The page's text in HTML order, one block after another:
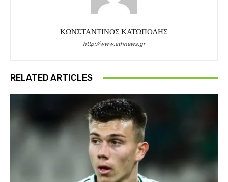
ΚΩΝΣΤΑΝΤΙΝΟΣ ΚΑΤΩΠΟΔΗΣ
http://www.athnews.gr
RELATED ARTICLES